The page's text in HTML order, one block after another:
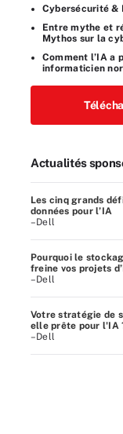
Cybersécurité &
Entre mythe et
Mythos sur la
Comment l’IA a
informaticien
Actualités
Les cinq grands
données pour l’IA
–Dell
Pourquoi le
freine vos projets
–Dell
Votre stratégie de
elle prête pour l'IA
–Dell